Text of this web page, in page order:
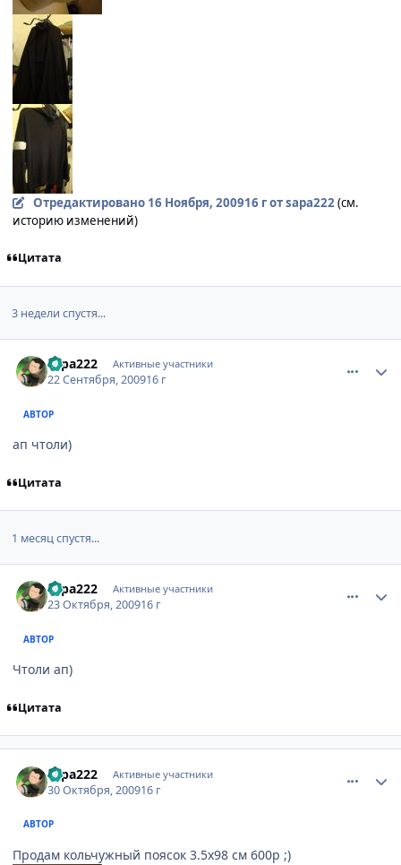
Отредактировано 16 Ноября, 200916 гот sapa222 (см.
историю изменений)
Цитата
3 недели спустя...
sapa222 Активные участники
22 Сентября, 200916 г
АВТОР
ап чтоли)
Цитата
1 месяц спустя...
sapa222 Активные участники
23 Октября, 200916 г
АВТОР
Чтоли ап)
Цитата
sapa222 Активные участники
30 Октября, 200916 г
АВТОР
Продам кольчужный поясок 3.5x98 см 600р ;)